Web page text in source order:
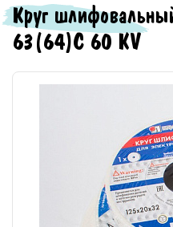
Круг
63(64)С 60 KV